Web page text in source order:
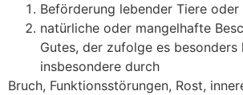
Beförderung lebender Tiere
natürliche oder mangelhafte
Gutes, der zufolge es besonders
insbesondere durch
Bruch, Funktionsstörungen, Rost,